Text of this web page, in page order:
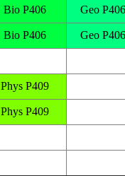
Bio P406 Geo P406
Bio P406 Geo P406
Phys P409
Phys P409